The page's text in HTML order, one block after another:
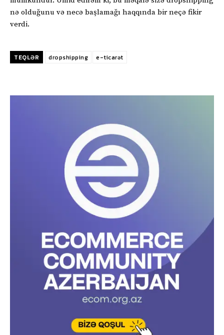
nə olduğunu və necə başlamağı haqqında bir neçə fikir
verdi.
TEQLƏR dropshipping e-ticarət